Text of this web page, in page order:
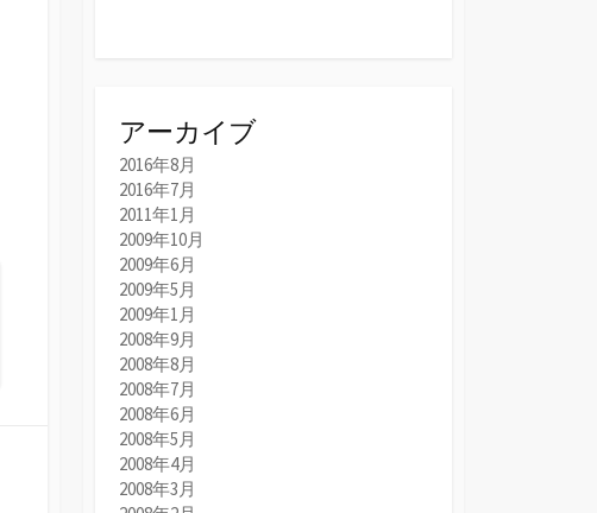
アーカイブ
2016年8月
2016年7月
2011年1月
2009年10月
2009年6月
2009年5月
2009年1月
2008年9月
2008年8月
2008年7月
2008年6月
2008年5月
2008年4月
2008年3月